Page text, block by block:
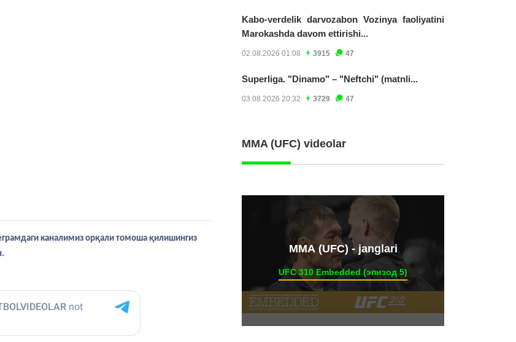
каналимиз орқали томоша қилишингиз
Kabo-verdelik darvozabon Vozinya faoliyatini
Marokashda davom ettirishi...
02.08.2026 01:08 3915 47
Superliga. "Dinamo" – "Neftchi" (matnli...
03.08.2026 20:32 3729 47
MMA (UFC) videolar
ММА (UFC) - janglari
UFC 310 Embedded (эпизод 5)